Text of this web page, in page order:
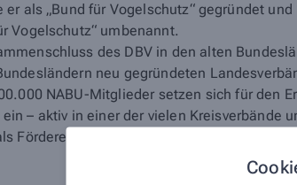
er als „Bund für Vogelschutz“ gegründet und
Vogelschutz“ umbenannt.
des DBV in den alten
neu gegründeten
NABU-Mitglieder setzen sich für den
– aktiv in einer der vielen Kreisverbände
Förderer.